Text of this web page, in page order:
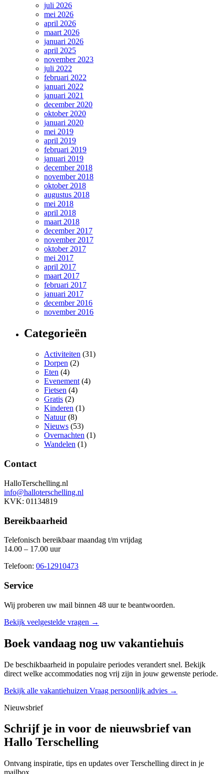
juli 2026
mei 2026
april 2026
maart 2026
januari 2026
april 2025
november 2023
juli 2022
februari 2022
januari 2022
januari 2021
december 2020
oktober 2020
januari 2020
mei 2019
april 2019
februari 2019
januari 2019
december 2018
november 2018
oktober 2018
augustus 2018
mei 2018
april 2018
maart 2018
december 2017
november 2017
oktober 2017
mei 2017
april 2017
maart 2017
februari 2017
januari 2017
december 2016
november 2016
Categorieën
Activiteiten (31)
Dorpen (2)
Eten (4)
Evenement(4)
Fietsen (4)
Gratis (2)
Kinderen (1)
Natuur(8)
Nieuws (53)
Overnachten (1)
Wandelen (1)
Contact
HalloTerschelling.nl
info@halloterschelling.nl
KVK: 01134819
Bereikbaarheid
Telefonisch bereikbaar maandag t/m vrijdag
14.00 – 17.00 uur
Telefoon: 06-12910473
Service
Wij proberen uw mail binnen 48 uurte beantwoorden.
Bekijk veelgestelde vragen →
Boek vandaag nog uw vakantiehuis
De beschikbaarheid in populaire periodes verandert snel. Bekijk
direct welke accommodaties nog vrij zijn in jouw gewenste periode.
Bekijk alle vakantiehuizen Vraag persoonlijk advies →
Nieuwsbrief
Schrijf je in voor de nieuwsbrief van
Hallo Terschelling
Ontvang inspiratie, tips en updates over Terschelling direct in je